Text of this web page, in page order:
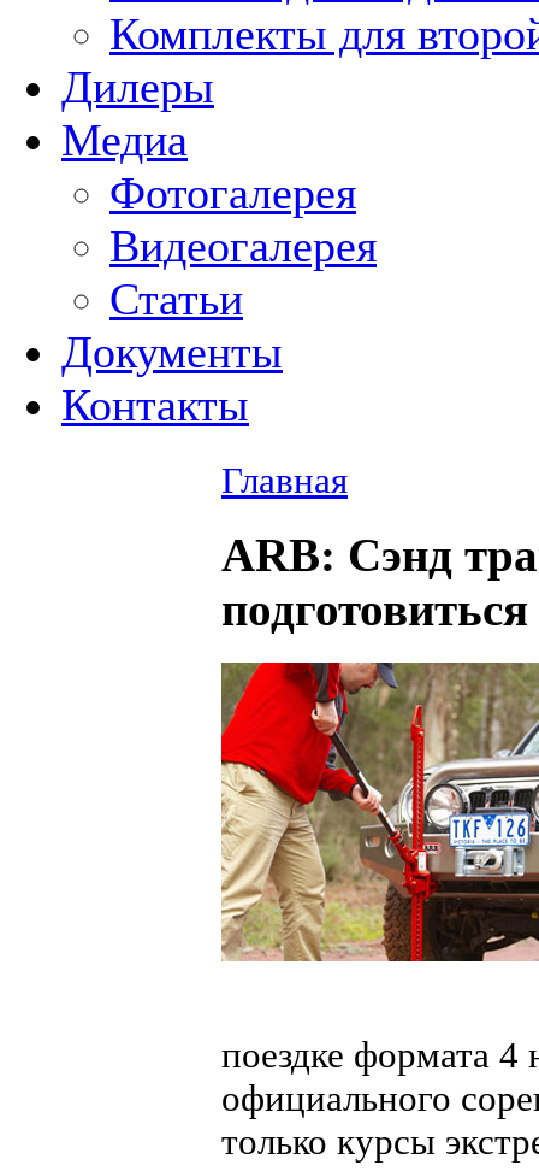
Комплекты для
Дилеры
Медиа
Фотогалерея
Видеогалерея
Статьи
Документы
Контакты
Главная
ARB: Сэнд
поездке формата 4
официального
только курсы